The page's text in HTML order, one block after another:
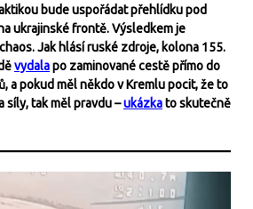
bude uspořádat přehlídku pod
ukrajinské frontě. Výsledkem je
Jak hlásí ruské zdroje, kolona 155.
vydalapo zaminované cestě přímo do
a pokud měl někdo v Kremlu pocit, že to
síly, tak měl pravdu –ukázkato skutečně